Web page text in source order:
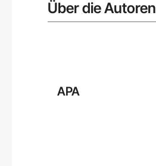
Über die Autoren
APA